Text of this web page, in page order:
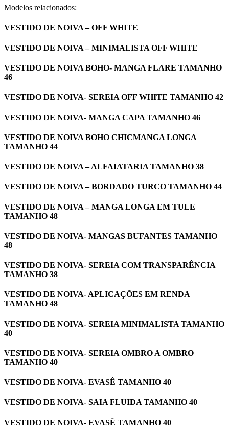
Modelos relacionados:
VESTIDO DE NOIVA – OFF WHITE
VESTIDO DE NOIVA – MINIMALISTA OFF WHITE
VESTIDO DE NOIVA BOHO- MANGA FLARE TAMANHO
46
VESTIDO DE NOIVA- SEREIA OFF WHITE TAMANHO 42
VESTIDO DE NOIVA- MANGA CAPA TAMANHO 46
VESTIDO DE NOIVA BOHO CHICMANGA LONGA
TAMANHO 44
VESTIDO DE NOIVA – ALFAIATARIA TAMANHO 38
VESTIDO DE NOIVA – BORDADO TURCO TAMANHO 44
VESTIDO DE NOIVA – MANGA LONGA EM TULE
TAMANHO 48
VESTIDO DE NOIVA- MANGAS BUFANTES TAMANHO
48
VESTIDO DE NOIVA- SEREIA COM TRANSPARÊNCIA
TAMANHO 38
VESTIDO DE NOIVA- APLICAÇÕES EM RENDA
TAMANHO 48
VESTIDO DE NOIVA- SEREIA MINIMALISTA TAMANHO
40
VESTIDO DE NOIVA- SEREIA OMBRO A OMBRO
TAMANHO 40
VESTIDO DE NOIVA- EVASÊ TAMANHO 40
VESTIDO DE NOIVA- SAIA FLUIDA TAMANHO 40
VESTIDO DE NOIVA- EVASÊ TAMANHO 40